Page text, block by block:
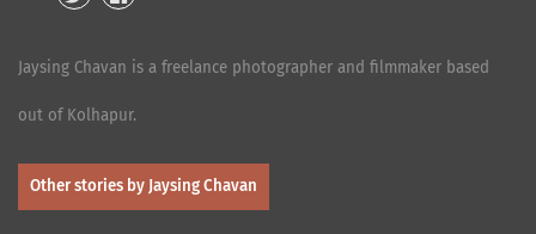
Jaysing Chavan is a freelance photographer and filmmaker based
out of Kolhapur.
Other stories by Jaysing Chavan